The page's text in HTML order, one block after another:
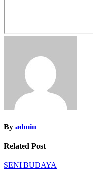
By admin
Related Post
SENI BUDAYA